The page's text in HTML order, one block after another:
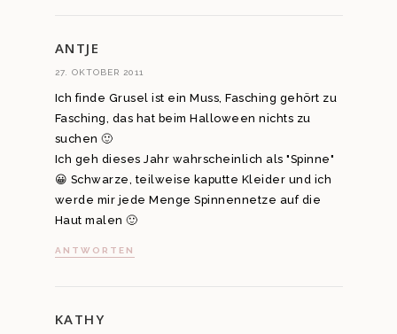
ANTJE
27. OKTOBER 2011
Ich finde Grusel ist ein Muss, Fasching gehört zu
Fasching, das hat beim Halloween nichts zu
suchen 🙂
Ich geh dieses Jahr wahrscheinlich als "Spinne"
😀 Schwarze, teilweise kaputte Kleider und ich
werde mir jede Menge Spinnennetze auf die
Haut malen 🙂
ANTWORTEN
KATHY